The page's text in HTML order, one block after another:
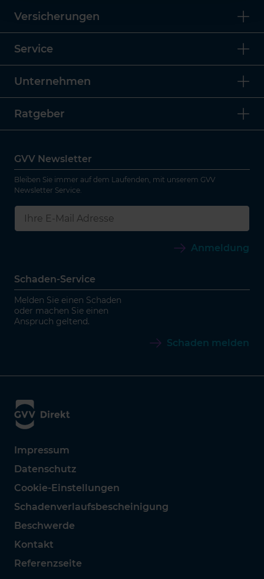
Versicherungen
Service
Unternehmen
Ratgeber
GVV Newsletter
Bleiben Sie immer auf dem Laufenden, mit unserem GVV
Newsletter Service.
Anmeldung
Schaden-Service
Melden Sie einen Schaden
oder machen Sie einen
Anspruch geltend.
Schaden melden
Impressum
Datenschutz
Cookie-Einstellungen
Schadenverlaufsbescheinigung
Beschwerde
Kontakt
Referenzseite